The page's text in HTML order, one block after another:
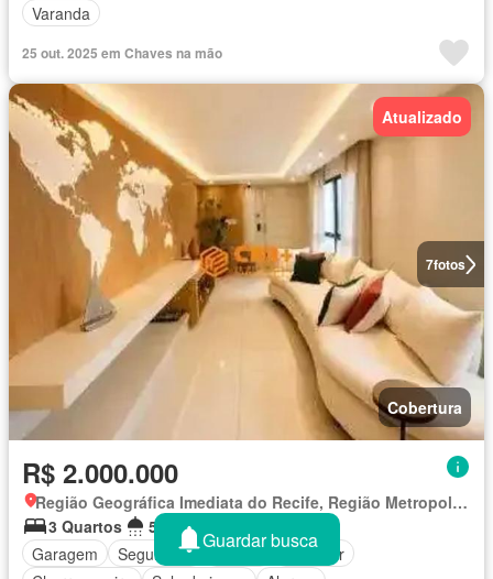
Varanda
25 out. 2025 em Chaves na mão
7fotos
Atualizado
Cobertura
R$ 2.000.000
Região Geográfica Imediata do Recife, Região Metropolitana do Recife
3 Quartos
5 Banheiros
Garagem
Segurança Piscina
Elevador
Guardar busca